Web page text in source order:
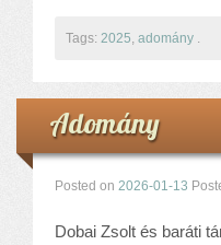
Tags: 2025, adomány .
Adomány
Posted on 2026-01-13
Dobai Zsolt és baráti